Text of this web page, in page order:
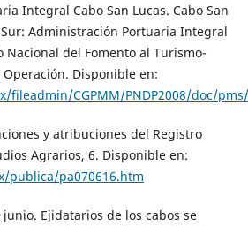
Integral Cabo San Lucas. Cabo San
Administración Portuaria Integral
Nacional del Fomento al Turismo-
Disponible en:
fileadmin/CGPMM/PNDP2008/doc/
y atribuciones del Registro
Agrarios, 6. Disponible en:
publica/pa070616.htm
Ejidatarios de los cabos se